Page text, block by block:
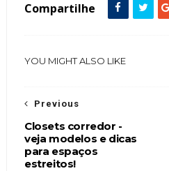
Compartilhe
YOU MIGHT ALSO LIKE
Previous
Closets corredor -
veja modelos e dicas
para espaços
estreitos!